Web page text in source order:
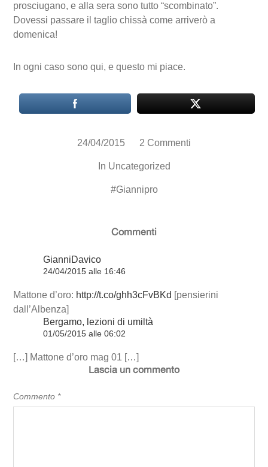
prosciugano, e alla sera sono tutto “scombinato”.
Dovessi passare il taglio chissà come arriverò a
domenica!
In ogni caso sono qui, e questo mi piace.
24/04/2015 2 Commenti
In Uncategorized
#Giannipro
Commenti
GianniDavico
24/04/2015 alle 16:46
Mattone d’oro: http://t.co/ghh3cFvBKd [pensierini
dall’Albenza]
Bergamo, lezioni di umiltà
01/05/2015 alle 06:02
[…] Mattone d’oro mag 01 […]
Lascia un commento
Commento *